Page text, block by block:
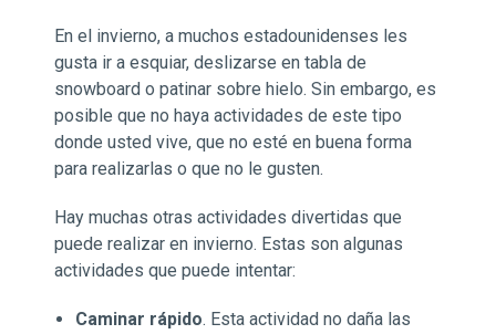
En el invierno, a muchos estadounidenses les
gusta ir a esquiar, deslizarse en tabla de
snowboard o patinar sobre hielo. Sin embargo, es
posible que no haya actividades de este tipo
donde usted vive, que no esté en buena forma
para realizarlas o que no le gusten.
Hay muchas otras actividades divertidas que
puede realizar en invierno. Estas son algunas
actividades que puede intentar:
Caminar rápido. Esta actividad no daña las